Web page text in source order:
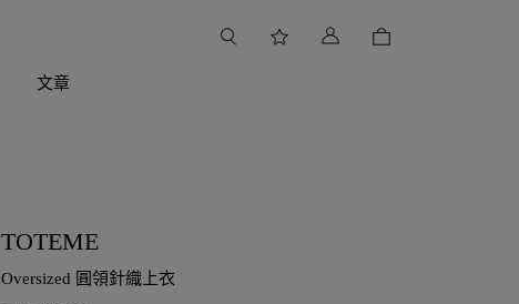
文章
TOTEME
Oversized 圓領針織上衣